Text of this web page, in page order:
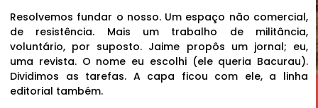
Resolvemos fundar o nosso. Um espaço não comercial,
de resistência. Mais um trabalho de militância,
voluntário, por suposto. Jaime propôs um jornal; eu,
uma revista. O nome eu escolhi (ele queria Bacurau).
Dividimos as tarefas. A capa ficou com ele, a linha
editorial também.